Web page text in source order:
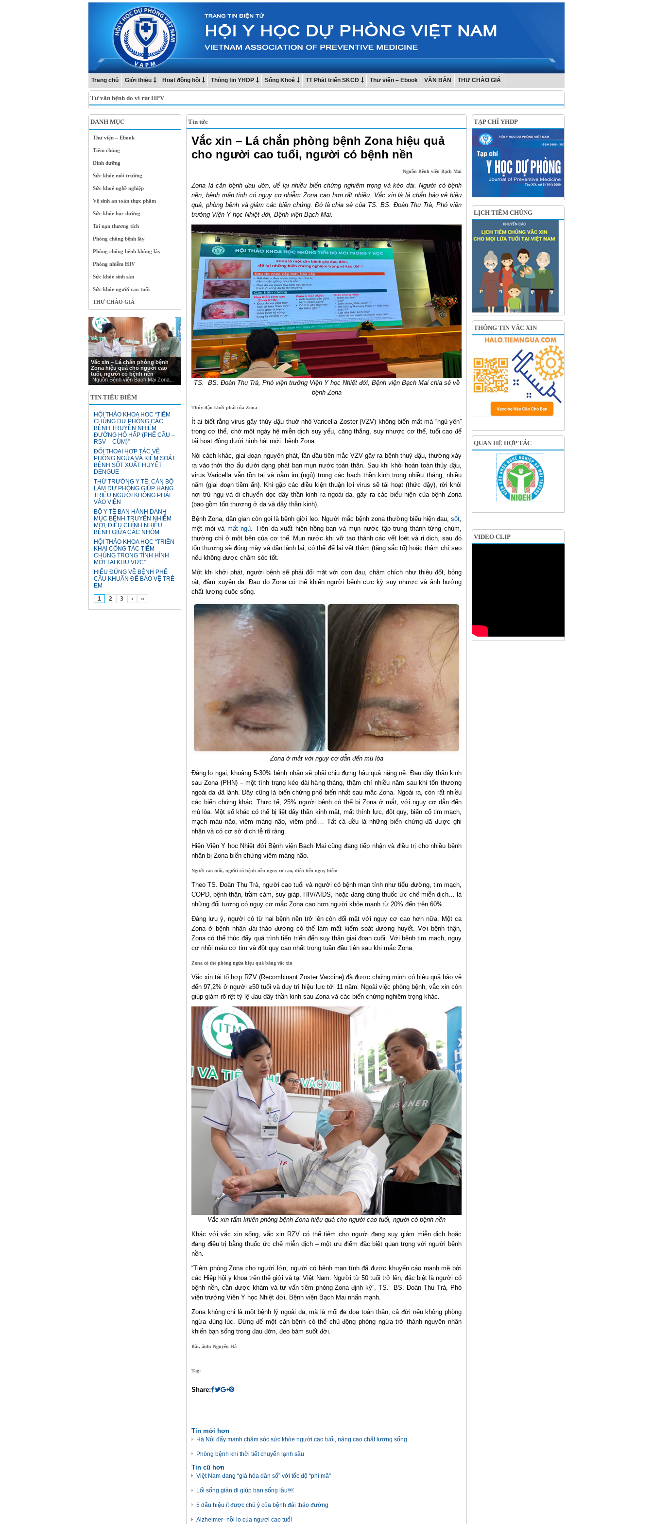
Trang chủ Giới thiệu Hoạt động hội Thông tin YHDP Sống Khoẻ TT Phát triển SKCĐ Thư viện – Ebook VĂN BẢN THƯ CHÀO GIÁ
Tư vấn bệnh do vi rút HPV
DANH MỤC
Thư viện – Ebook
Tiêm chủng
Dinh dưỡng
Sức khỏe môi trường
Sức khoẻ nghề nghiệp
Vệ sinh an toàn thực phẩm
Sức khỏe học đường
Tai nạn thương tích
Phòng chống bệnh lây
Phòng chống bệnh không lây
Phòng nhiễm HIV
Sức khỏe sinh sản
Sức khỏe người cao tuổi
THƯ CHÀO GIÁ
Vắc xin – Lá chắn phòng bệnh
Zona hiệu quả cho người cao
tuổi, người có bệnh nền
Nguồn Bệnh viện Bạch Mai Zona...
TIN TIÊU ĐIỂM
HỘI THẢO KHOA HỌC “TIÊM
CHỦNG DỰ PHÒNG CÁC
BỆNH TRUYỀN NHIỄM
ĐƯỜNG HÔ HẤP (PHẾ CẦU –
RSV – CÚM)”
ĐỐI THOẠI HỢP TÁC VỀ
PHÒNG NGỪA VÀ KIỂM SOÁT
BỆNH SỐT XUẤT HUYẾT
DENGUE
THỨ TRƯỞNG Y TẾ: CÁN BỘ
LÀM DỰ PHÒNG GIÚP HÀNG
TRIỆU NGƯỜI KHÔNG PHẢI
VÀO VIỆN
BỘ Y TẾ BAN HÀNH DANH
MỤC BỆNH TRUYỀN NHIỄM
MỚI, ĐIỀU CHỈNH NHIỀU
BỆNH GIỮA CÁC NHÓM
HỘI THẢO KHOA HỌC “TRIỂN
KHAI CÔNG TÁC TIÊM
CHỦNG TRONG TÌNH HÌNH
MỚI TẠI KHU VỰC”
HIỂU ĐÚNG VỀ BỆNH PHẾ
CẦU KHUẨN ĐỂ BẢO VỆ TRẺ
EM
1
2 3 › »
Tin tức
Vắc xin – Lá chắn phòng bệnh Zona hiệu quả
cho người cao tuổi, người có bệnh nền
Nguồn Bệnh viện Bạch Mai
Zona là căn bệnh đau đớn, để lại nhiều biến chứng nghiêm trọng và kéo dài. Người có bệnh
nền, bệnh mãn tính có nguy cơ nhiễm Zona cao hơn rất nhiều. Vắc xin là lá chắn bảo vệ hiệu
quả, phòng bệnh và giảm các biến chứng. Đó là chia sẻ của TS. BS. Đoàn Thu Trà, Phó viện
trưởng Viện Y học Nhiệt đới, Bệnh viện Bạch Mai.
TS. BS. Đoàn Thu Trà, Phó viện trưởng Viện Y học Nhiệt đới, Bệnh viện Bạch Mai chia sẻ về
bệnh Zona
Thủy đậu khởi phát của Zona
Ít ai biết rằng virus gây thủy đậu thuở nhỏ Varicella Zoster (VZV) không biến mất mà “ngủ yên”
trong cơ thể, chờ một ngày hệ miễn dịch suy yếu, căng thẳng, suy nhược cơ thể, tuổi cao để
tái hoạt động dưới hình hài mới: bệnh Zona.
Nói cách khác, giai đoạn nguyên phát, lần đầu tiên mắc VZV gây ra bệnh thuỷ đậu, thường xảy
ra vào thời thơ ấu dưới dạng phát ban mụn nước toàn thân. Sau khi khỏi hoàn toàn thủy đậu,
virus Varicella vẫn tồn tại và nằm im (ngủ) trong các hạch thần kinh trong nhiều tháng, nhiều
năm (giai đoạn tiềm ẩn). Khi gặp các điều kiện thuận lợi virus sẽ tái hoạt (thức dậy), rời khỏi
nơi trú ngụ và di chuyển dọc dây thần kinh ra ngoài da, gây ra các biểu hiện của bệnh Zona
(bao gồm tổn thương ở da và dây thần kinh).
Bệnh Zona, dân gian còn gọi là bệnh giời leo. Người mắc bệnh zona thường biểu hiện đau, sốt,
mệt mỏi và mất ngủ. Trên da xuất hiện hồng ban và mụn nước tập trung thành từng chùm,
thường chỉ ở một bên của cơ thể. Mụn nước khi vỡ tạo thành các vết loét và rỉ dịch, sau đó
tổn thương sẽ đóng mày và dần lành lại, có thể để lại vết thâm (tăng sắc tố) hoặc thậm chí sẹo
nếu không được chăm sóc tốt.
Một khi khởi phát, người bệnh sẽ phải đối mặt với cơn đau, châm chích như thiêu đốt, bỏng
rát, đâm xuyên da. Đau do Zona có thể khiến người bệnh cực kỳ suy nhược và ảnh hướng
chất lượng cuộc sống.
Zona ở mắt với nguy cơ dẫn đến mù lòa
Đáng lo ngại, khoảng 5-30% bệnh nhân sẽ phải chịu đựng hậu quả nặng nề: Đau dây thần kinh
sau Zona (PHN) – một tình trạng kéo dài hàng tháng, thậm chí nhiều năm sau khi tổn thương
ngoài da đã lành. Đây cũng là biến chứng phổ biến nhất sau mắc Zona. Ngoài ra, còn rất nhiều
các biến chứng khác. Thực tế, 25% người bệnh có thể bị Zona ở mắt, với nguy cơ dẫn đến
mù lòa. Một số khác có thể bị liệt dây thần kinh mặt, mất thính lực, đột quỵ, biến cố tim mạch,
mạch máu não, viêm màng não, viêm phổi… Tất cả đều là những biến chứng đã được ghi
nhận và có cơ sở dịch tễ rõ ràng.
Hiện Viện Y học Nhiệt đới Bệnh viện Bạch Mai cũng đang tiếp nhận và điều trị cho nhiều bệnh
nhân bị Zona biến chứng viêm màng não.
Người cao tuổi, người có bệnh nền nguy cơ cao, diễn tiến nguy hiểm
Theo TS. Đoàn Thu Trà, người cao tuổi và người có bệnh mạn tính như tiểu đường, tim mạch,
COPD, bệnh thận, trầm cảm, suy giáp, HIV/AIDS, hoặc đang dùng thuốc ức chế miễn dịch… là
những đối tượng có nguy cơ mắc Zona cao hơn người khỏe mạnh từ 20% đến trên 60%.
Đáng lưu ý, người có từ hai bệnh nền trở lên còn đối mặt với nguy cơ cao hơn nữa. Một ca
Zona ở bệnh nhân đái tháo đường có thể làm mất kiểm soát đường huyết. Với bệnh thận,
Zona có thể thúc đẩy quá trình tiến triển đến suy thận giai đoạn cuối. Với bệnh tim mạch, nguy
cơ nhồi máu cơ tim và đột quỵ cao nhất trong tuần đầu tiên sau khi mắc Zona.
Zona có thể phòng ngừa hiệu quả bằng vắc xin
Vắc xin tái tổ hợp RZV (Recombinant Zoster Vaccine) đã được chứng minh có hiệu quả bảo vệ
đến 97,2% ở người ≥50 tuổi và duy trì hiệu lực tới 11 năm. Ngoài việc phòng bệnh, vắc xin còn
giúp giảm rõ rệt tỷ lệ đau dây thần kinh sau Zona và các biến chứng nghiêm trọng khác.
Vắc xin tấm khiên phòng bệnh Zona hiệu quả cho người cao tuổi, người có bệnh nền
Khác với vắc xin sống, vắc xin RZV có thể tiêm cho người đang suy giảm miễn dịch hoặc
đang điều trị bằng thuốc ức chế miễn dịch – một ưu điểm đặc biệt quan trọng với người bệnh
nền.
“Tiêm phòng Zona cho người lớn, người có bệnh mạn tính đã được khuyến cáo mạnh mẽ bởi
các Hiệp hội y khoa trên thế giới và tại Việt Nam. Người từ 50 tuổi trở lên, đặc biệt là người có
bệnh nền, cần được khám và tư vấn tiêm phòng Zona định kỳ”, TS. BS. Đoàn Thu Trà, Phó
viện trưởng Viện Y học Nhiệt đới, Bệnh viện Bạch Mai nhấn mạnh.
Zona không chỉ là một bệnh lý ngoài da, mà là mối đe dọa toàn thân, cả đời nếu không phòng
ngừa đúng lúc. Đừng để một căn bệnh có thể chủ động phòng ngừa trở thành nguyên nhân
khiến bạn sống trong đau đớn, đeo bám suốt đời.
Bài, ảnh: Nguyên Hà
Tag:
Share:
Tin mới hơn
Hà Nội đẩy mạnh chăm sóc sức khỏe người cao tuổi, nâng cao chất lượng sống
Phòng bệnh khi thời tiết chuyển lạnh sâu
Tin cũ hơn
Việt Nam đang “già hóa dân số” với tốc độ “phi mã”
Lối sống giản dị giúp bạn sống lâu￼
5 dấu hiệu ít được chú ý của bệnh đái tháo đường
Alzheimer- nỗi lo của người cao tuổi
TẠP CHÍ YHDP
LỊCH TIÊM CHỦNG
THÔNG TIN VẮC XIN
QUAN HỆ HỢP TÁC
VIDEO CLIP